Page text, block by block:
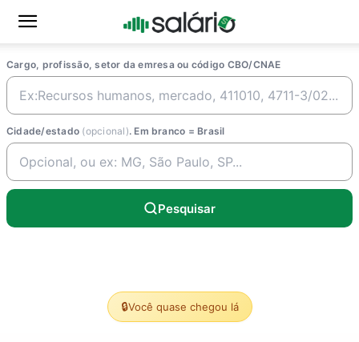
Cargo, profissão, setor da emresa ou código CBO/CNAE
Cidade/estado (opcional). Em branco = Brasil
Pesquisar
🔒Você quase chegou lá